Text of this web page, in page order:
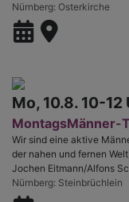
Nürnberg Osterkirche
Mo, 10.8. 10-12
MontagsMänner-
Wir sind eine aktive
der nahen und fernen
Jochen Eitmann/Alfons
Nürnberg Steinbrüchlein